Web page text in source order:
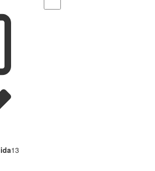
13